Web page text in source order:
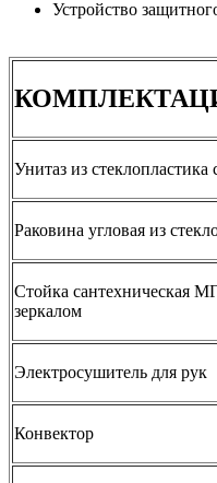
Устройство
Унитаз из стеклопластика
Раковина угловая из
Стойка сантехническая
зеркалом
Электросушитель для рук
Конвектор